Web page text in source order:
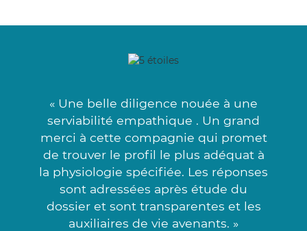
« Une belle diligence nouée à une
serviabilité empathique . Un grand
merci à cette compagnie qui promet
de trouver le profil le plus adéquat à
la physiologie spécifiée. Les réponses
sont adressées après étude du
dossier et sont transparentes et les
auxiliaires de vie avenants. »